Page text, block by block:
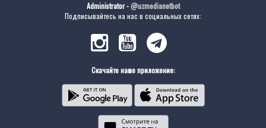
Administrator -@uzmedianetbot
Подписывайтесь на нас в социальных сетях:
Скачайте наше приложение: